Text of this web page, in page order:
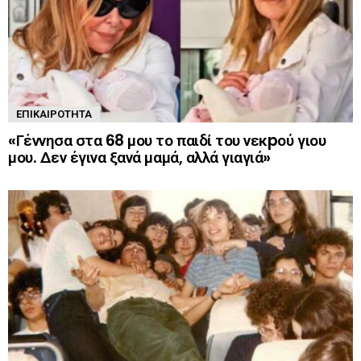
ΕΠΙΚΑΙΡΌΤΗΤΑ
«Γέννησα στα 68 μου το παιδί του νεκpού γιου
μου. Δεν έγινα ξανά μαμά, αλλά γιαγιά»